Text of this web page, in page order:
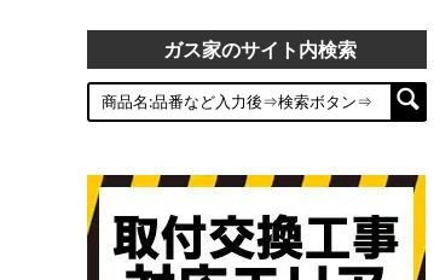
ガス家のサイト内検索